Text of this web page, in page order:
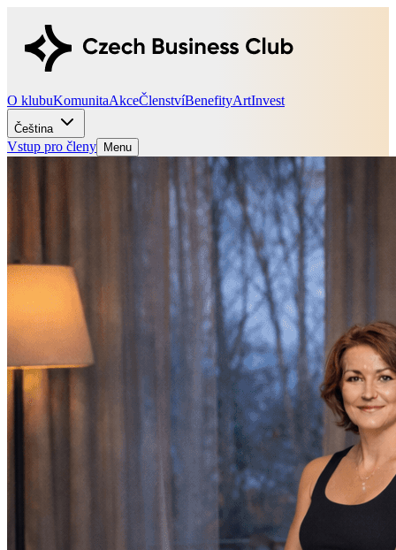
O klubuKomunitaAkceČlenstvíBenefityArtInvest
Čeština
Vstup pro členy Menu